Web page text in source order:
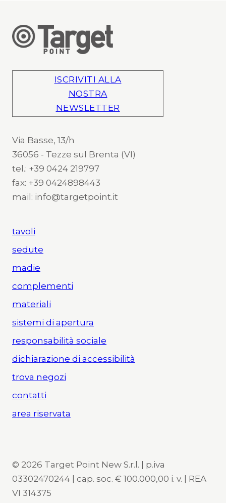
ISCRIVITI ALLA
NOSTRA
NEWSLETTER
Via Basse, 13/h
36056 - Tezze sul Brenta (VI)
tel.: +39 0424 219797
fax: +39 0424898443
mail: info@targetpoint.it
tavoli
sedute
madie
complementi
materiali
sistemi di apertura
responsabilità sociale
dichiarazione di accessibilità
trova negozi
contatti
area riservata
© 2026 Target Point New S.r.l. | p.iva
03302470244 | cap. soc. € 100.000,00 i. v. | REA
VI 314375